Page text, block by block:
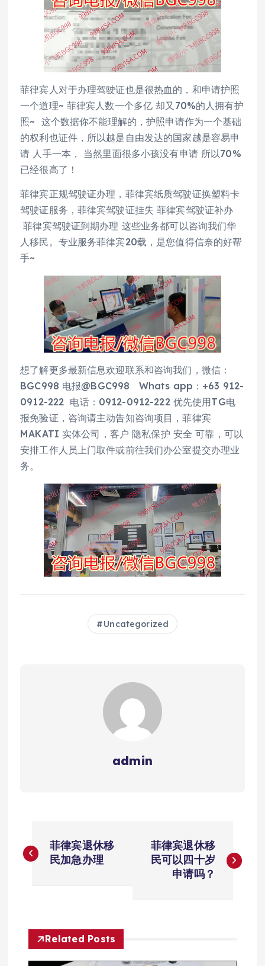
菲律宾人对于办理驾驶证也是很热血的，和申请护照
一个道理~ 菲律宾人数一个多亿 却又70%的人拥有护
照~ 这个数据你不能理解的，护照申请作为一个基础
的权利也证件，所以越是自由发达的国家越是容易申
请 人手一本， 当然里面很多小孩没有申请 所以70%
已经很高了！
菲律宾正规驾驶证办理，菲律宾纸质驾驶证换塑料卡
驾驶证服务，菲律宾驾驶证挂失 菲律宾驾驶证补办
菲律宾驾驶证到期办理 这些业务都可以咨询我们华
人移民。专业服务菲律宾20载，是您值得信奈的好帮
手~
想了解更多最新信息欢迎联系和咨询我们，微信：
BGC998 电报@BGC998 Whats app：+63 912-
0912-222 电话：0912-0912-222 优先使用TG电
报免验证，咨询请主动告知咨询项目，菲律宾
MAKATI 实体公司，客户 隐私保护 安全 可靠，可以
安排工作人员上门取件或前往我们办公室提交办理业
务。
Uncategorized
admin
章
航
菲律宾退休移
民加急办理
菲律宾退休移
民可以四十岁
申请吗？
Related Posts